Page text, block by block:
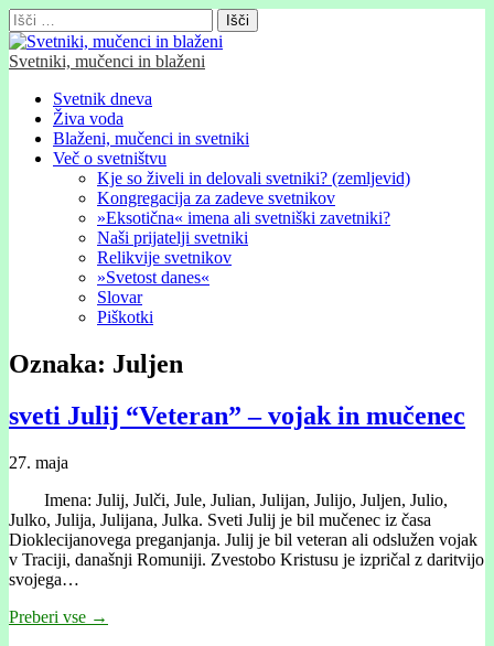
Išči:
Svetniki, mučenci in blaženi
Glavni
meni
Skip
content
Svetnik dneva
Živa voda
Blaženi, mučenci in svetniki
Več o svetništvu
Kje so živeli in delovali svetniki? (zemljevid)
Kongregacija za zadeve svetnikov
»Eksotična« imena ali svetniški zavetniki?
Naši prijatelji svetniki
Relikvije svetnikov
»Svetost danes«
Slovar
Piškotki
Oznaka: Juljen
sveti Julij “Veteran” – vojak in mučenec
27. maja
Imena: Julij, Julči, Jule, Julian, Julijan, Julijo, Juljen, Julio,
Julko, Julija, Julijana, Julka. Sveti Julij je bil mučenec iz časa
Dioklecijanovega preganjanja. Julij je bil veteran ali odslužen vojak
v Traciji, današnji Romuniji. Zvestobo Kristusu je izpričal z daritvijo
svojega…
Preberi vse →